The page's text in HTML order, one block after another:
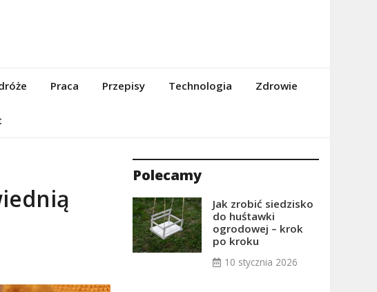
Praca Przepisy Technologia Zdrowie
Polecamy
Jak zrobić siedzisko
do huśtawki
ogrodowej – krok
po kroku
10 stycznia 2026